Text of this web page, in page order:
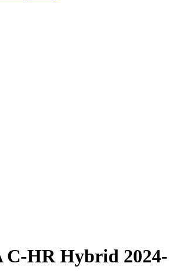
C-HR Hybrid 2024-